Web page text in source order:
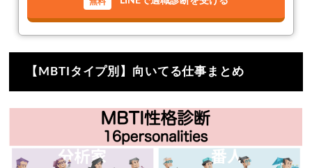
【MBTIタイプ別】向いてる仕事まとめ